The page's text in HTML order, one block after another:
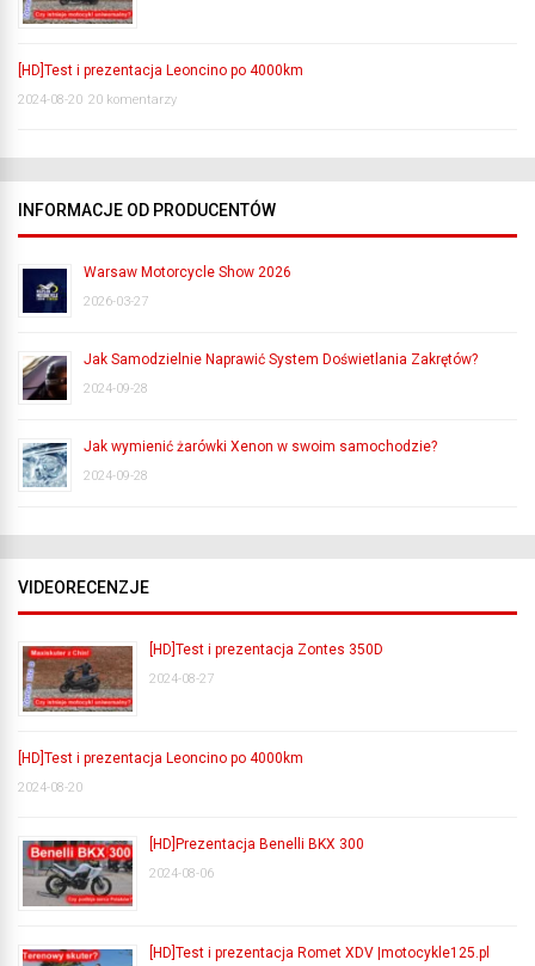
[HD]Test i prezentacja Leoncino po 4000km
2024-08-20 20 komentarzy
INFORMACJE OD PRODUCENTÓW
Warsaw Motorcycle Show 2026
2026-03-27
Jak Samodzielnie Naprawić System Doświetlania Zakrętów?
2024-09-28
Jak wymienić żarówki Xenon w swoim samochodzie?
2024-09-28
VIDEORECENZJE
[HD]Test i prezentacja Zontes 350D
2024-08-27
[HD]Test i prezentacja Leoncino po 4000km
2024-08-20
[HD]Prezentacja Benelli BKX 300
2024-08-06
[HD]Test i prezentacja Romet XDV |motocykle125.pl